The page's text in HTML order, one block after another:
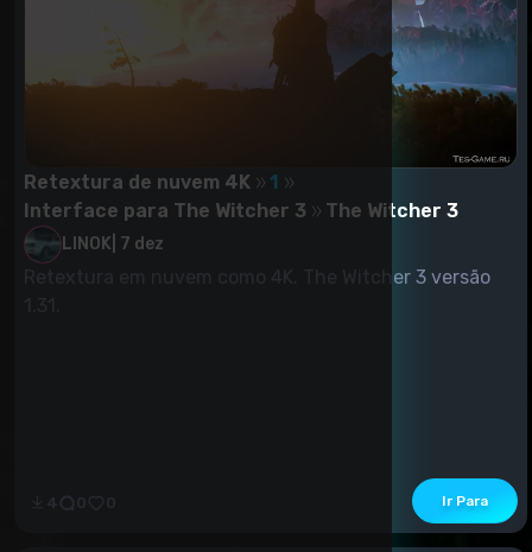
Retextura de nuvem 4K
1
Interface para The Witcher 3
The Witcher 3
LINOK 7 dez
Ir Para